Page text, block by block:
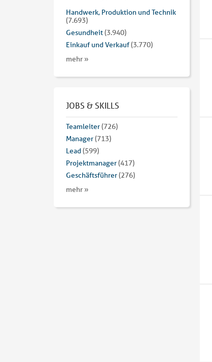
Handwerk, Produktion und Technik
(7.693)
Gesundheit(3.940)
Einkauf und Verkauf(3.770)
mehr »
JOBS & SKILLS
Teamleiter(726)
Manager(713)
Lead(599)
Projektmanager(417)
Geschäftsführer(276)
mehr »